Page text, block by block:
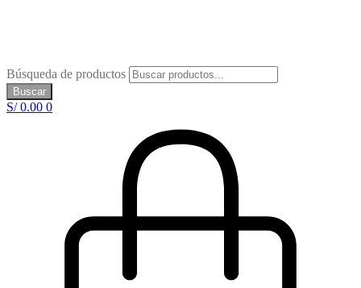
Búsqueda de productos
Buscar
S/0.00 0